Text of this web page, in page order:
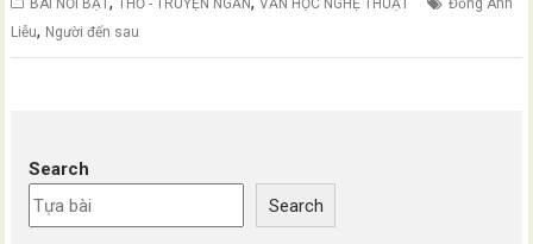
BÀI NỔI BẬT THƠ - TRUYỆN NGẮN VĂN HỌC NGHỆ THUẬT
Đồng Ánh
Liễu, Người đến sau
Search
Search